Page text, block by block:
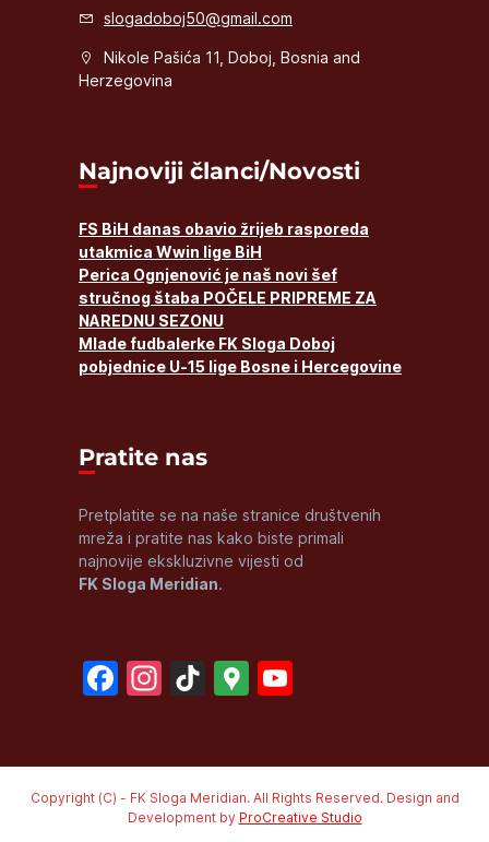
slogadoboj50@gmail.com
Nikole Pašića 11, Doboj, Bosnia and
Herzegovina
Najnoviji članci/Novosti
FS BiH danas obavio žrijeb rasporeda
utakmica Wwin lige BiH
Perica Ognjenović je naš novi šef
stručnog štaba POČELE PRIPREME ZA
NAREDNU SEZONU
Mlade fudbalerke FK Sloga Doboj
pobjednice U-15 lige Bosne i Hercegovine
Pratite nas
Pretplatite se na naše stranice društvenih
mreža i pratite nas kako biste primali
najnovije ekskluzivne vijesti od
FK Sloga Meridian.
Facebook
Instagram
TikTokGoogle
Copyright (C) - FK Sloga Meridian. All Rights Reserved. Design and
Development by ProCreative Studio